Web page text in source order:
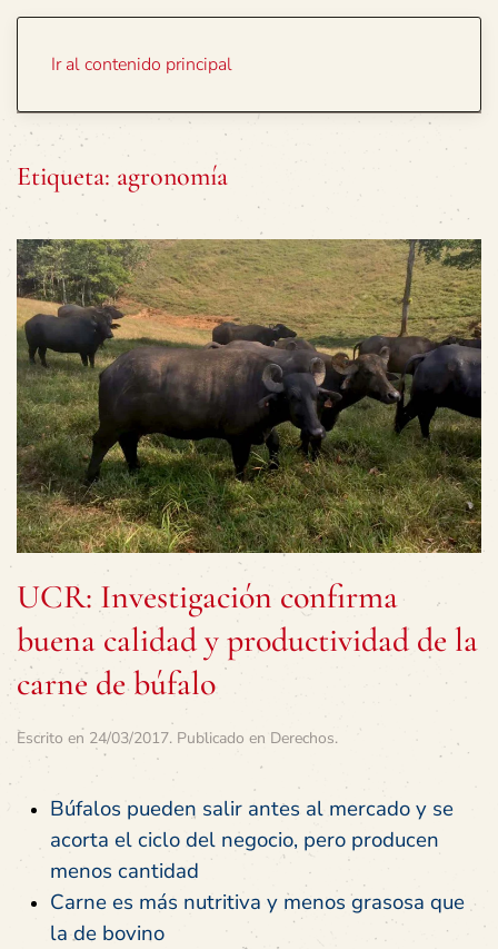
Ir al contenido principal
Etiqueta: agronomía
UCR: Investigación confirma
buena calidad y productividad de la
carne de búfalo
Escrito en 24/03/2017. Publicado en Derechos.
Búfalos pueden salir antes al mercado y se
acorta el ciclo del negocio, pero producen
menos cantidad
Carne es más nutritiva y menos grasosa que
la de bovino